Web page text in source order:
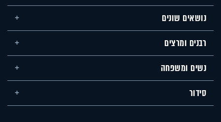
נושאים שונים
רבנים ומרצים
נשים ומשפחה
סידור